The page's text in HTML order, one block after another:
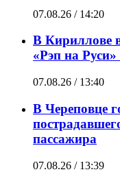
07.08.26 / 14:20
В Кириллове
«Рэп на
07.08.26 / 13:40
В Череповце
пассажира
07.08.26 / 13:39